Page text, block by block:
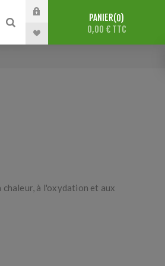
PANIER 0
0,00 € TTC
chaleur, à l'oxydation et aux